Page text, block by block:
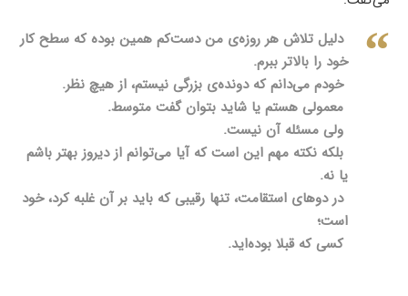
دلیل تلاش هر روزه‌ی من دست‌کم همین بوده که سطح کار
خود را بالاتر ببرم.
خودم می‌دانم که دونده‌ی بزرگی نیستم، از هیچ نظر.
معمولی هستم یا شاید بتوان گفت متوسط.
ولی مسئله آن نیست.
بلکه نکته مهم این است که آیا می‌توانم از دیروز بهتر باشم
یا نه.
در دوهای استقامت، تنها رقیبی که باید بر آن غلبه کرد، خود
است؛
کسی که قبلا بوده‌اید.